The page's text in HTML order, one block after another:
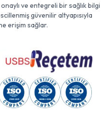
ve entegreli bir sağlık bilgi
güvenilir altyapısıyla
erişim sağlar.